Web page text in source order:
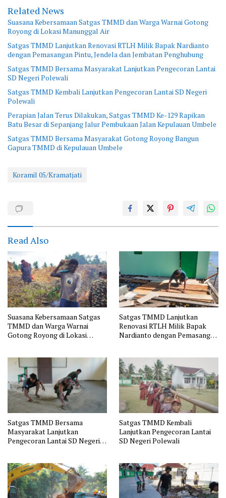
Related News
Suasana Kebersamaan Satgas TMMD dan Warga Warnai Gotong
Royong di Lokasi Manunggal Air
Satgas TMMD Lanjutkan Renovasi RTLH Milik Bapak Nardianto
dengan Pemasangan Pintu, Jendela dan Jembatan Penghubung
Satgas TMMD Bersama Masyarakat Lanjutkan Pengecoran Lantai
SD Negeri Polewali
Satgas TMMD Kembali Lanjutkan Pengecoran Lantai SD Negeri
Polewali
Perapian Jalan Terus Dilakukan, Satgas TMMD Ke-129 Rapikan
Batu Besar di Sepanjang Jalur Pembukaan Jalan Kepulauan Umbele
Satgas TMMD Bersama Masyarakat Gotong Royong Bangun
Gapura TMMD di Kepulauan Umbele
Koramil 05/Kramatjati
Read Also
Suasana Kebersamaan Satgas
TMMD dan Warga Warnai
Gotong Royong di Lokasi
Satgas TMMD Lanjutkan
Renovasi RTLH Milik Bapak
Nardianto dengan Pemasangan
Satgas TMMD Bersama
Masyarakat Lanjutkan
Pengecoran Lantai SD Negeri
Satgas TMMD Kembali
Lanjutkan Pengecoran Lantai
SD Negeri Polewali